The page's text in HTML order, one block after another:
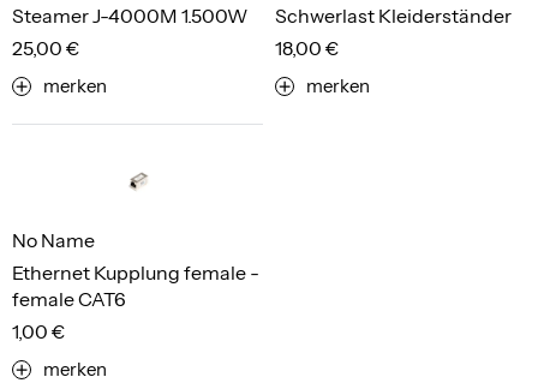
Steamer J-4000M 1.500W
25,00 €
merken
Schwerlast Kleiderständer
18,00 €
merken
Ethernet Kupplung female -
female CAT6
No Name
1,00 €
merken